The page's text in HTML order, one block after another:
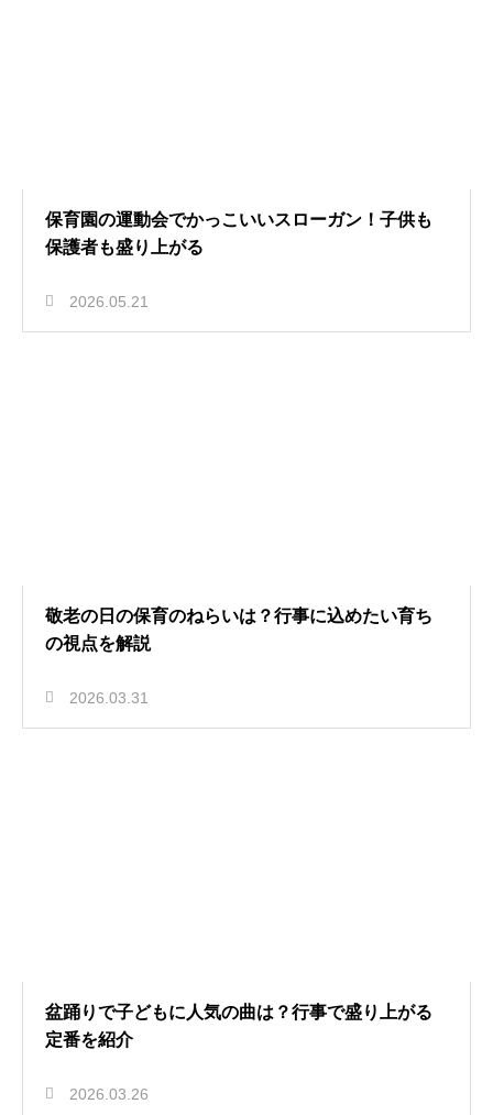
保育園の運動会でかっこいいスローガン！子供も
保護者も盛り上がる
2026.05.21
敬老の日の保育のねらいは？行事に込めたい育ち
の視点を解説
2026.03.31
盆踊りで子どもに人気の曲は？行事で盛り上がる
定番を紹介
2026.03.26